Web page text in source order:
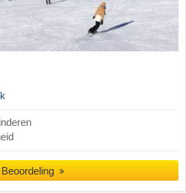
Beoordeling